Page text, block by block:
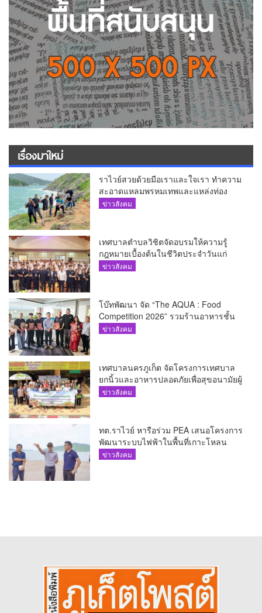
เรื่องมาใหม่
ราไวย์สวยด้วยมือเราและใจเรา ทำความ
สะอาดแหลมพรหมเทพและแหล่งท่อง
เที่ยว
ข่าวสังคม
เทศบาลตำบลวิชิตจัดอบรมให้ความรู้
กฎหมายเบื้องต้นในชีวิตประจำวันแก่
เยาวชน
ข่าวสังคม
โบ๊ทพัฒนา จัด “The AQUA : Food
Competition 2026” รวมร้านอาหารชั้น
นำของ The Shopps at The AQUA ชู
ข่าวสังคม
เทศบาลนครภูเก็ต จัดโครงการเทศบาล
ยกนิ้วและอาหารปลอดภัยเพื่อสุขอนามัยผู้
บริโภค
ข่าวสังคม
ทต.ราไวย์ หารือร่วม PEA เสนอโครงการ
พัฒนาระบบไฟฟ้าในพื้นที่เกาะโหลน
ข่าวสังคม